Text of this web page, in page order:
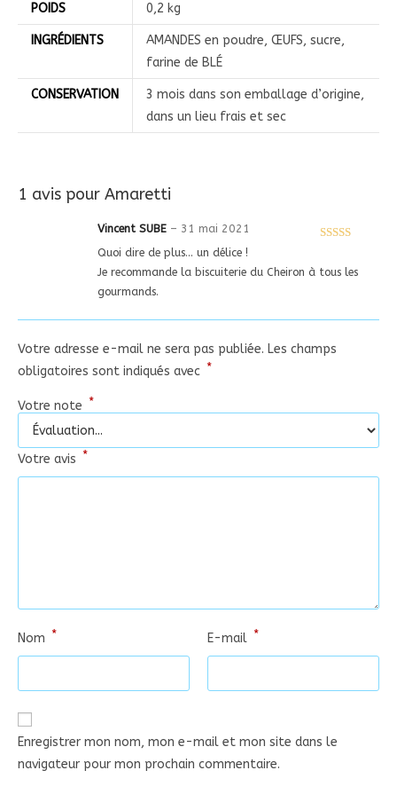
POIDS 0,2 kg
INGRÉDIENTS
AMANDES en poudre, ŒUFS, sucre,
farine de BLÉ
CONSERVATION
3 mois dans son emballage d’origine,
dans un lieu frais et sec
1 avis pour Amaretti
Vincent SUBE – 31 mai 2021
Quoi dire de plus… un délice !
Je recommande la biscuiterie du Cheiron à tous les
gourmands.
Votre adresse e-mail ne sera pas publiée. Les champs
obligatoires sont indiqués avec *
Votre note *
Votre avis *
Nom * E-mail *
Enregistrer mon nom, mon e-mail et mon site dans le
navigateur pour mon prochain commentaire.